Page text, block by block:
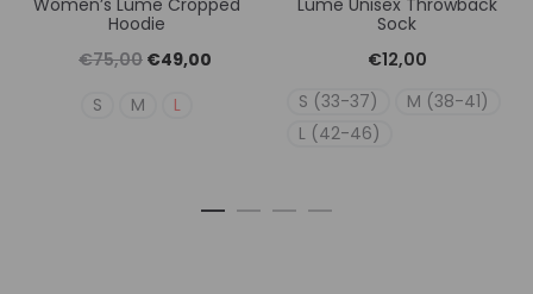
Women’s Lume Cropped
Hoodie
€75,00 Original
price
€49,00
S M L
Lume Unisex Throwback
Sock
€12,00
S (33-37)
M (38-41)
L (42-46)